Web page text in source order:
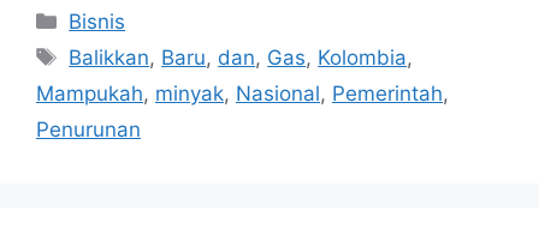
Kategori
Bisnis
Tag
Balikkan, Baru, dan, Gas, Kolombia,
Mampukah, minyak, Nasional, Pemerintah,
Penurunan